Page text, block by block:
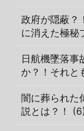
政府が隠蔽？
に消えた極秘
日航機墜落事
か？！それと
闇に葬られた
説とは？！ (6)